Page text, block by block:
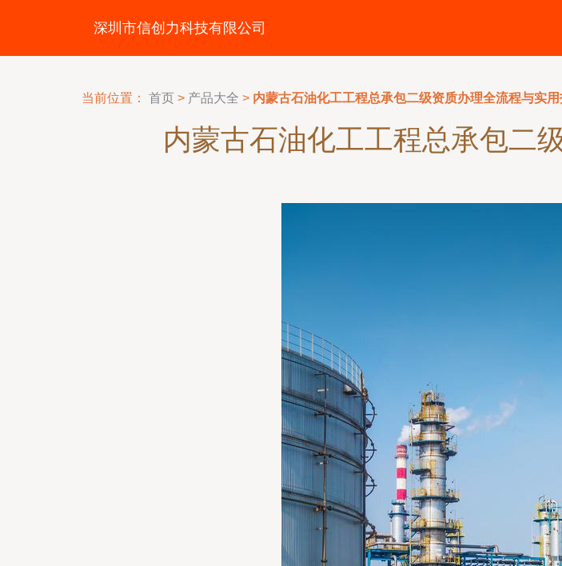
深圳市信创力科技有限公司
当前位置： 首页 > 产品大全 > 内蒙古石油化工工程总承包二级资质办理全流程与实
内蒙古石油化工工程总承包二